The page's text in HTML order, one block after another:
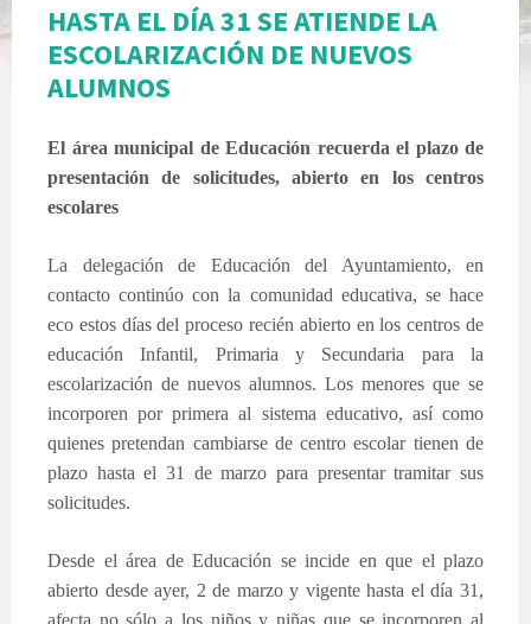
HASTA EL DÍA 31 SE ATIENDE LA
ESCOLARIZACIÓN DE NUEVOS
ALUMNOS
El área municipal de Educación recuerda el plazo de
presentación de solicitudes, abierto en los centros
escolares
La delegación de Educación del Ayuntamiento, en
contacto continúo con la comunidad educativa, se hace
eco estos días del proceso recién abierto en los centros de
educación Infantil, Primaria y Secundaria para la
escolarización de nuevos alumnos. Los menores que se
incorporen por primera al sistema educativo, así como
quienes pretendan cambiarse de centro escolar tienen de
plazo hasta el 31 de marzo para presentar tramitar sus
solicitudes.
Desde el área de Educación se incide en que el plazo
abierto desde ayer, 2 de marzo y vigente hasta el día 31,
afecta no sólo a los niños y niñas que se incorporen al